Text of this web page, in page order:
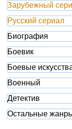
Зарубежный
Русский сериал
Биография
Боевик
Боевые
Военный
Детектив
Остальные